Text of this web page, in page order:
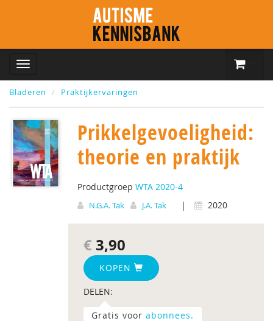
Bladeren Praktijkervaringen
Prikkelgevoeligheid:
theorie en praktijk
Productgroep WTA 2020-4
N.G.A. Tak J.A. Tak | 2020
€ 3,90
KOPEN
DELEN:
Gratis voor abonnees.